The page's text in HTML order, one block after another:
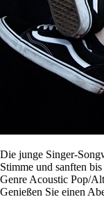
Die junge Singer-
Stimme und sanften
Genre Acoustic Pop/
Genießen Sie einen